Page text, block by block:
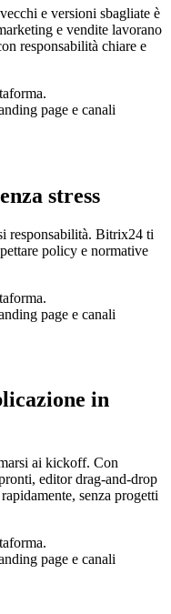
e versioni sbagliate è
e vendite lavorano
responsabilità chiare e
page e canali
stress
responsabilità. Bitrix24 ti
policy e normative
page e canali
in
ai kickoff. Con
editor drag‑and‑drop
senza progetti
page e canali